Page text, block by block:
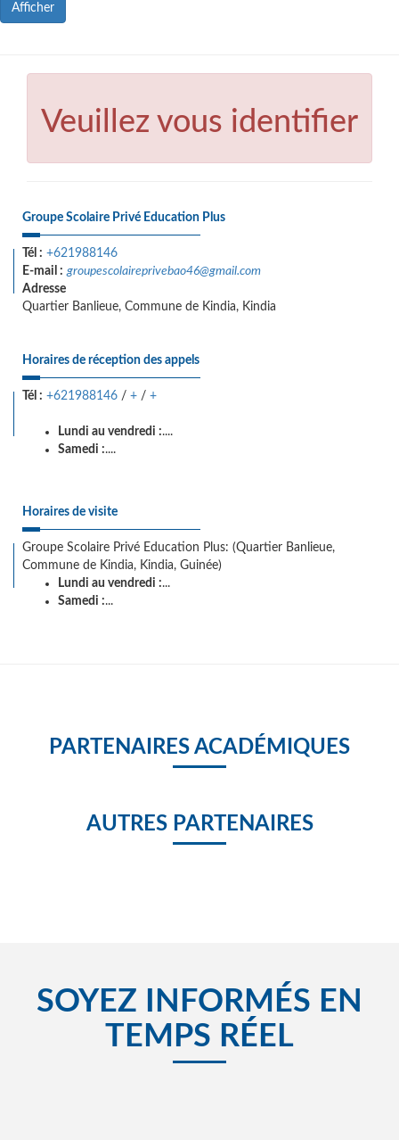
Afficher
Veuillez vous identifier
Groupe Scolaire Privé Education Plus
Tél : +621988146
E-mail : groupescolaireprivebao46@gmail.com
Adresse
Quartier Banlieue, Commune de Kindia, Kindia
Horaires de réception des appels
Tél : +621988146 / + / +
Lundi au vendredi :....
Samedi :....
Horaires de visite
Groupe Scolaire Privé Education Plus: (Quartier Banlieue,
Commune de Kindia, Kindia, Guinée)
Lundi au vendredi :...
Samedi :...
PARTENAIRES ACADÉMIQUES
AUTRES PARTENAIRES
SOYEZ INFORMÉS EN
TEMPS RÉEL